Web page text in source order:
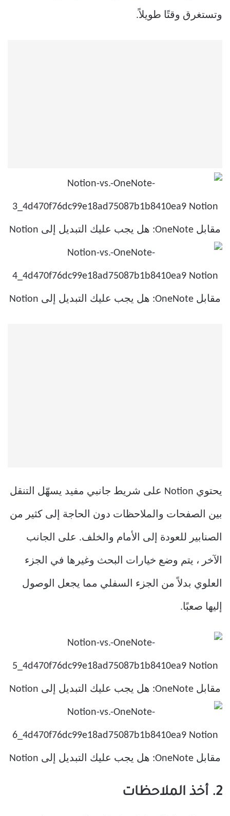
وتستغرق وقتًا طويلاً.
يحتوي Notion على شريط جانبي مفيد يسهّل التنقل
بين الصفحات والملاحظات دون الحاجة إلى كثير من
الصنابير للعودة إلى الأمام والخلف. على الجانب
الآخر ، يتم وضع خيارات البحث وغيرها في الجزء
العلوي بدلاً من الجزء السفلي مما يجعل الوصول
إليها صعبًا.
2. أخذ الملاحظات